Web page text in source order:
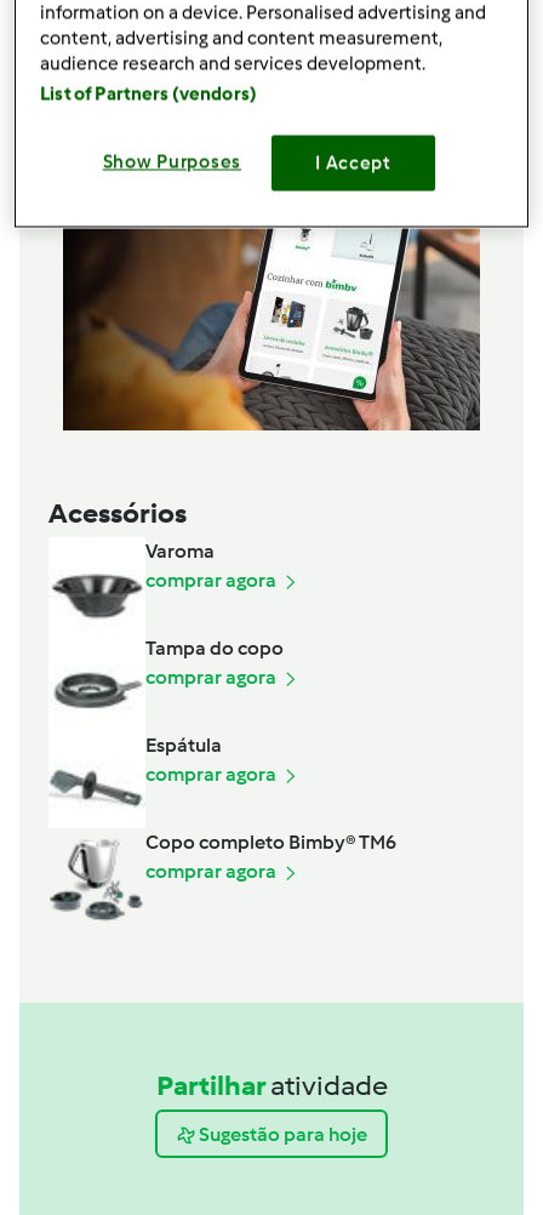
1unidades polvo
500gbatatas,cortada a meio
Adicionar à lista de compras
Acessórios
Varoma
comprar agora
Tampa do copo
comprar agora
Espátula
comprar agora
Copo completo Bimby® TM6
comprar agora
Partilharatividade
Sugestão para hoje
information on a device. Personalised advertising and
content, advertising and content measurement,
audience research and services development.
List of Partners (vendors)
Show Purposes I Accept